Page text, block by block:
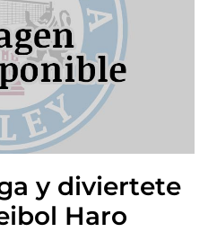
y diviertete
Haro